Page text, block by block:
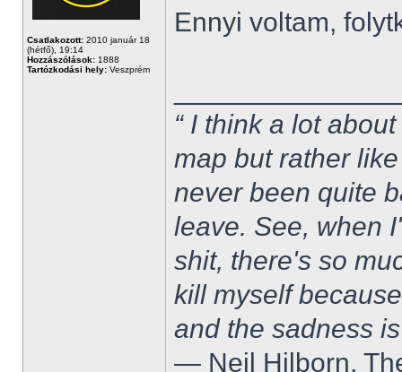
Csatlakozott: 2010 január 18
(hétfő), 19:14
Hozzászólások: 1888
Tartózkodási hely: Veszprém
Ennyi voltam,
“ I think a lot
map but rather
never been quite
leave. See, when
shit, there's so
kill myself
and the sadness
― Neil Hilborn,